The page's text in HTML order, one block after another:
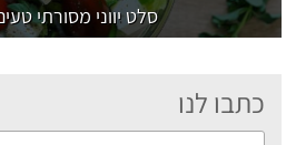
סלט יווני מסורתי
כתבו לנו